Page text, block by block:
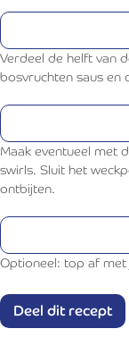
Verdeel de helft van
bosvruchten saus en
Maak eventueel met
swirls. Sluit het
ontbijten.
Optioneel: top af
Deel dit recept